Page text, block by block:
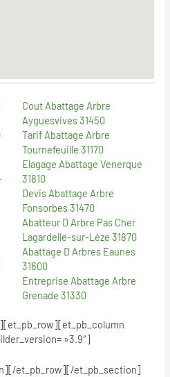
Cout Abattage Arbre
Ayguesvives 31450
Tarif Abattage Arbre
Tournefeuille 31170
Elagage Abattage Venerque
31810
Devis Abattage Arbre
Fonsorbes 31470
Abatteur D Arbre Pas Cher
Lagardelle-sur-Lèze 31870
Abattage D Arbres Eaunes
31600
Entreprise Abattage Arbre
Grenade 31330
»3.9″]
et_pb_row][/et_pb_section]